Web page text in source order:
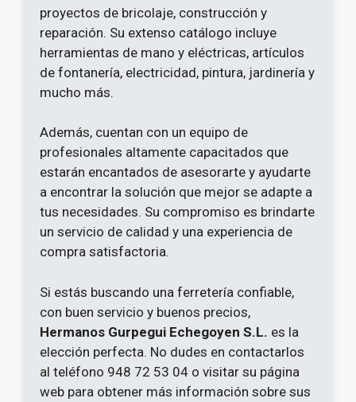
proyectos de bricolaje, construcción y
reparación. Su extenso catálogo incluye
herramientas de mano y eléctricas, artículos
de fontanería, electricidad, pintura, jardinería y
mucho más.
Además, cuentan con un equipo de
profesionales altamente capacitados que
estarán encantados de asesorarte y ayudarte
a encontrar la solución que mejor se adapte a
tus necesidades. Su compromiso es brindarte
un servicio de calidad y una experiencia de
compra satisfactoria.
Si estás buscando una ferretería confiable,
con buen servicio y buenos precios,
Hermanos Gurpegui Echegoyen S.L. es la
elección perfecta. No dudes en contactarlos
al teléfono 948 72 53 04 o visitar su página
web para obtener más información sobre sus